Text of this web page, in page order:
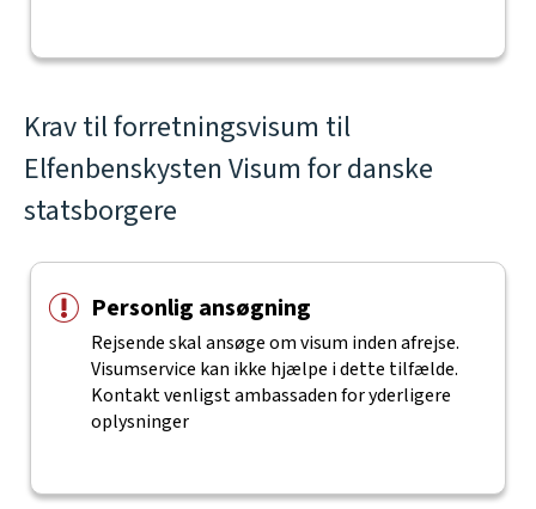
Krav til forretningsvisum til
Elfenbenskysten Visum for danske
statsborgere
Personlig ansøgning
Rejsende skal ansøge om visum inden afrejse.
Visumservice kan ikke hjælpe i dette tilfælde.
Kontakt venligst ambassaden for yderligere
oplysninger